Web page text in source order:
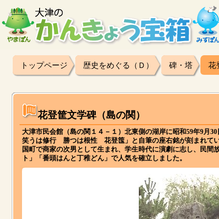
トップページ 歴史をめぐる（Ｄ） 碑・塔 花
花登筐文学碑（島の関）
大津市民会館（島の関１４－１）北東側の湖岸に昭和59年9月
笑うは修行 勝つは根性 花登筺」と自筆の座右銘が刻まれて
国町で商家の次男として生まれ、学生時代に演劇に志し、民
ト」「番頭はんと丁稚どん」で人気を確立しました。